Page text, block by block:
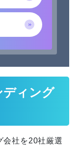
ディング
会社を20社厳選